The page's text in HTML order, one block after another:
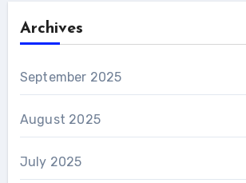
Archives
September 2025
August 2025
July 2025